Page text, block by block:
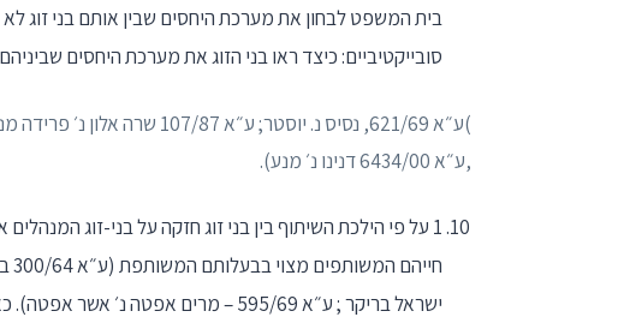
בית המשפט לבחון את מערכת היחסים שבין אותם בני זוג לא
סובייקטיביים: כיצד ראו בני הזוג את מערכת היחסים שביניהם
)ע״א 621/69, נסיס נ. יוסטר; ע״א 107/87 שרה אלון נ׳ פרידה מנדלסון ,ע״א 79/83
,ע״א 6434/00 דנינו נ׳ מנע).
1 על פי הילכת השיתוף בין בני זוג חזקה על בני-זוג
ישראל בריקר ; ע״א 595/69 – מרים